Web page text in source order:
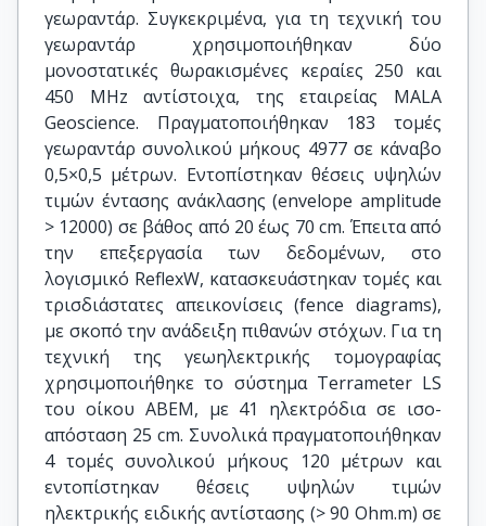
γεωραντάρ. Συγκεκριμένα, για τη τεχνική του
γεωραντάρ χρησιμοποιήθηκαν δύο
μονοστατικές θωρακισμένες κεραίες 250 και
450 MHz αντίστοιχα, της εταιρείας MALA
Geoscience. Πραγματοποιήθηκαν 183 τομές
γεωραντάρ συνολικού μήκους 4977 σε κάναβο
0,5×0,5 μέτρων. Εντοπίστηκαν θέσεις υψηλών
τιμών έντασης ανάκλασης (envelope amplitude
> 12000) σε βάθος από 20 έως 70 cm. Έπειτα από
την επεξεργασία των δεδομένων, στο
λογισμικό ReflexW, κατασκευάστηκαν τομές και
τρισδιάστατες απεικονίσεις (fence diagrams),
με σκοπό την ανάδειξη πιθανών στόχων. Για τη
τεχνική της γεωηλεκτρικής τομογραφίας
χρησιμοποιήθηκε το σύστημα Terrameter LS
του οίκου ABEM, με 41 ηλεκτρόδια σε ισο-
απόσταση 25 cm. Συνολικά πραγματοποιήθηκαν
4 τομές συνολικού μήκους 120 μέτρων και
εντοπίστηκαν θέσεις υψηλών τιμών
ηλεκτρικής ειδικής αντίστασης (> 90 Ohm.m) σε